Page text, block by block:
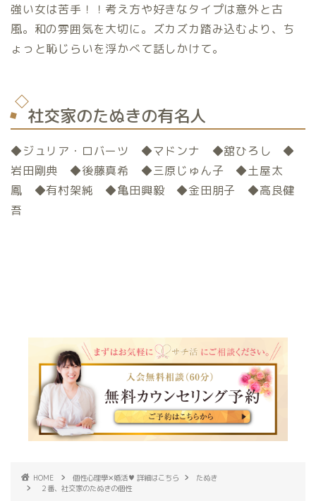
強い女は苦手！！考え方や好きなタイプは意外と古
風。和の雰囲気を大切に。ズカズカ踏み込むより、ち
ょっと恥じらいを浮かべて話しかけて。
社交家のたぬきの有名人
◆ジュリア・ロバーツ ◆マドンナ ◆舘ひろし ◆
岩田剛典 ◆後藤真希 ◆三原じゅん子 ◆土屋太
鳳 ◆有村架純 ◆亀田興毅 ◆金田朋子 ◆高良健
吾
HOME 個性心理學✕婚活♥ 詳細はこちら
たぬき
２番、社交家のたぬきの個性